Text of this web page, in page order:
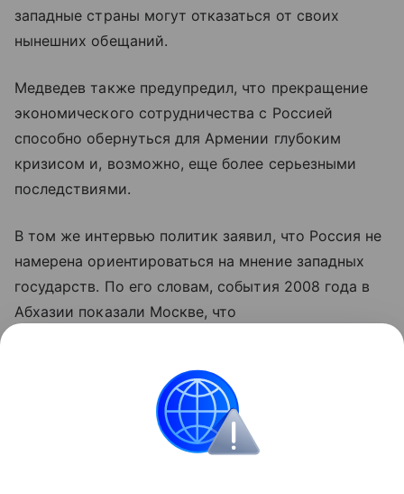
западные страны могут отказаться от своих
нынешних обещаний.
Медведев также предупредил, что прекращение
экономического сотрудничества с Россией
способно обернуться для Армении глубоким
кризисом и, возможно, еще более серьезными
последствиями.
В том же интервью политик заявил, что Россия не
намерена ориентироваться на мнение западных
государств. По его словам, события 2008 года в
Абхазии показали Москве, что
Грузия Россия